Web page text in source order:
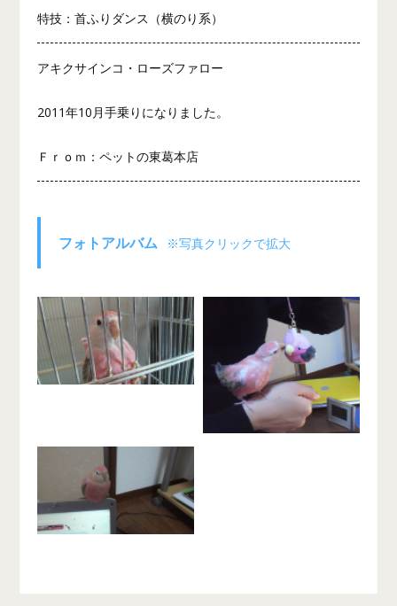
特技：首ふりダンス（横のり系）
アキクサインコ・ローズファロー
2011年10月手乗りになりました。
Ｆｒｏｍ：ペットの東葛本店
フォトアルバム ※写真クリックで拡大